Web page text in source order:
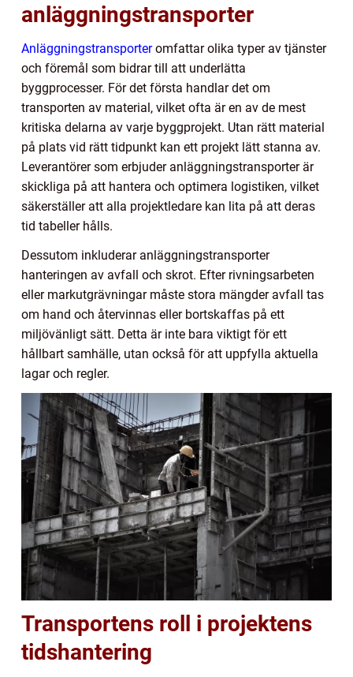
anläggningstransporter
Anläggningstransporteromfattar olika typer av tjänster
och föremål som bidrar till att underlätta
byggprocesser. För det första handlar det om
transporten av material, vilket ofta är en av de mest
kritiska delarna av varje byggprojekt. Utan rätt material
på plats vid rätt tidpunkt kan ett projekt lätt stanna av.
Leverantörer som erbjuder anläggningstransporter är
skickliga på att hantera och optimera logistiken, vilket
säkerställer att alla projektledare kan lita på att deras
tid tabeller hålls.
Dessutom inkluderar anläggningstransporter
hanteringen av avfall och skrot. Efter rivningsarbeten
eller markutgrävningar måste stora mängder avfall tas
om hand och återvinnas eller bortskaffas på ett
miljövänligt sätt. Detta är inte bara viktigt för ett
hållbart samhälle, utan också för att uppfylla aktuella
lagar och regler.
Transportens roll i projektens
tidshantering